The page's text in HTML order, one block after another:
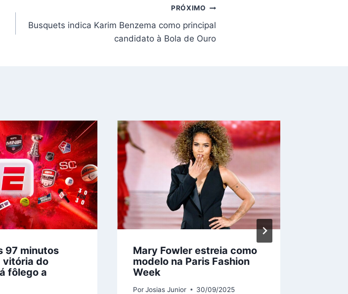
PRÓXIMO
Busquets indica Karim Benzema como principal
candidato à Bola de Ouro
97 minutos
vitória do
fôlego a
Mary Fowler estreia como
modelo na Paris Fashion
Week
Por Josias Junior 30/09/2025